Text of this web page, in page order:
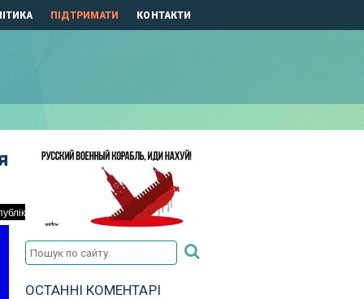
ПІДТРИМАТИ КОНТАКТИ
ОСТАННІ КОМЕНТАРІ